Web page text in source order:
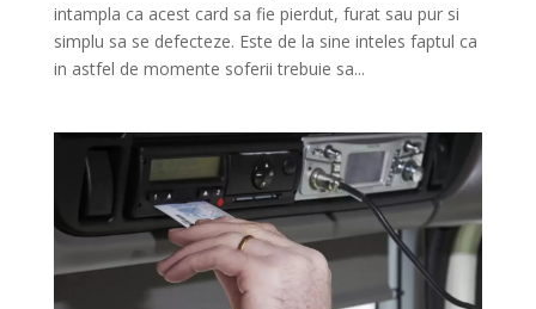
intampla ca acest card sa fie pierdut, furat sau pur si
simplu sa se defecteze. Este de la sine inteles faptul ca
in astfel de momente soferii trebuie sa...